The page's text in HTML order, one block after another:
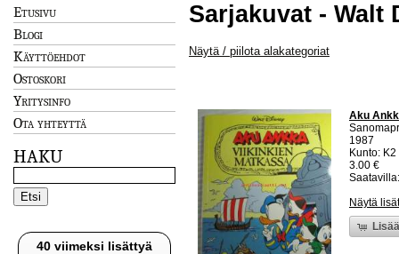
Etusivu
Blogi
Käyttöehdot
Ostoskori
Yritysinfo
Ota yhteyttä
HAKU
40 viimeksi lisättyä
Sarjakuvat -
Näytä / piilota alakategoriat
Aku
1987
Kunto:
3.00 €
Näytä